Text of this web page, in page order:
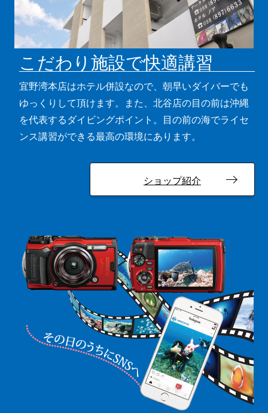
こだわり施設で快適講習
宜野湾本店はホテル併設なので、朝早いダイバーでも
ゆっくりして頂けます。また、北谷店の目の前は沖縄
を代表するダイビングポイント。目の前の海でライセ
ンス講習ができる最高の環境にあります。
ショップ紹介